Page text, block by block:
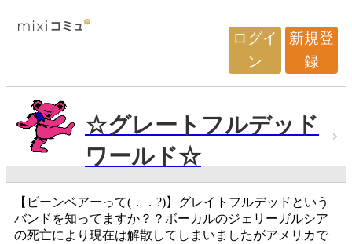
ログイ
ン
新規登
録
☆グレートフルデッド
ワールド☆
【ビーンベアーって(．．?)】グレイトフルデッドという
バンドを知ってますか？？ボーカルのジェリーガルシア
の死亡により現在は解散してしまいましたがアメリカで